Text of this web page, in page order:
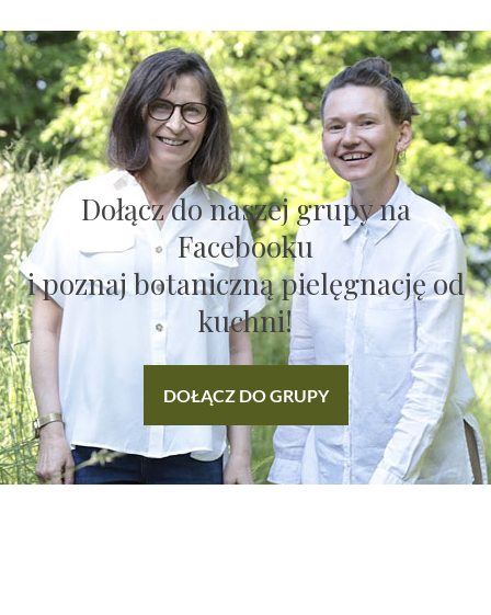
Dołącz do naszej grupy na
Facebooku
i poznaj botaniczną pielęgnację od
kuchni!
DOŁĄCZ DO GRUPY